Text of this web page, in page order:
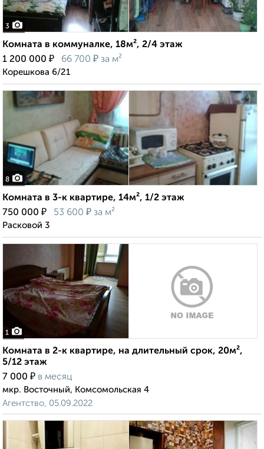
3
Комната в коммуналке, 18м², 2/4 этаж
1 200 000 ₽ 66 700 ₽ за м²
Корешкова 6/21
8
Комната в 3-к квартире, 14м², 1/2 этаж
750 000 ₽ 53 600 ₽ за м²
Расковой 3
1
Комната в 2-к квартире, на длительный срок, 20м²,
5/12 этаж
7 000 ₽ в месяц
мкр. Восточный, Комсомольская 4
Агентство, 05.09.2022